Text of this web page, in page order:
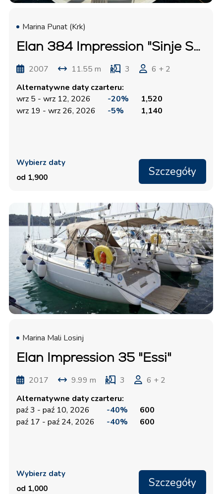
Marina Punat (Krk)
Elan 384 Impression "Sinje Sanje"
2007 11.55 m 3
6 + 2
Alternatywne daty czarteru:
wrz 5 - wrz 12, 2026
-20%
1,520
wrz 19 - wrz 26, 2026
-5% 1,140
Wybierz daty
od 1,900
Szczegóły
Marina Mali Losinj
Elan Impression 35 "Essi"
2017 9.99 m 3
6 + 2
Alternatywne daty czarteru:
paź 3 - paź 10, 2026
-40%
600
paź 17 - paź 24, 2026
-40% 600
Wybierz daty
od 1,000
Szczegóły